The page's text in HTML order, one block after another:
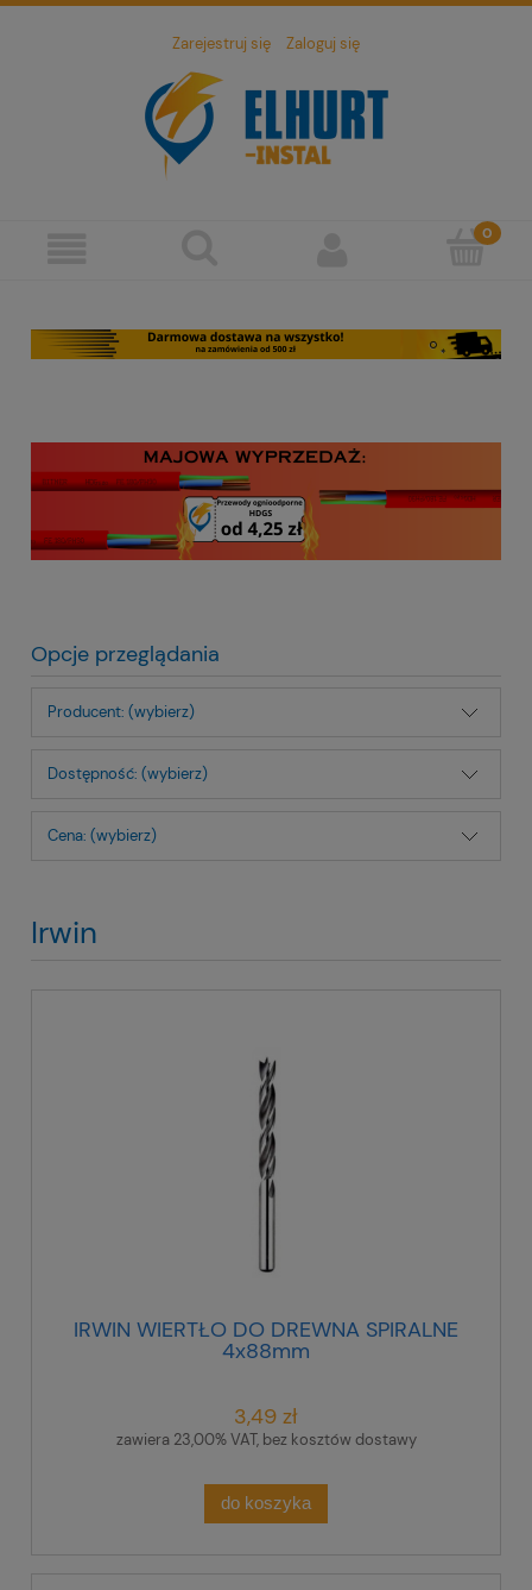
Zarejestruj się Zaloguj się
Opcje przeglądania
Producent: (wybierz)
Dostępność: (wybierz)
Cena: (wybierz)
Irwin
IRWIN WIERTŁO DO DREWNA SPIRALNE
4x88mm
3,49 zł
zawiera 23,00% VAT, bez kosztów dostawy
do koszyka